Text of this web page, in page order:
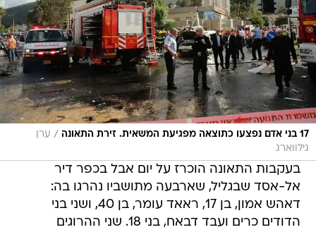
17 בני אדם נפצעו כתוצאה מפגיעת המשאית. זירת התאונה / ערן
גילווארג
בעקבות התאונה הוכרז על יום אבל בכפר דיר
אל-אסד שבגליל, שארבעה מתושביו נהרגו בה:
דאהש אמון, בן 17, ראאד עומר, בן 40, ושני בני
הדודים כרים ועבד דבאח, בני 18. שני ההרוגים